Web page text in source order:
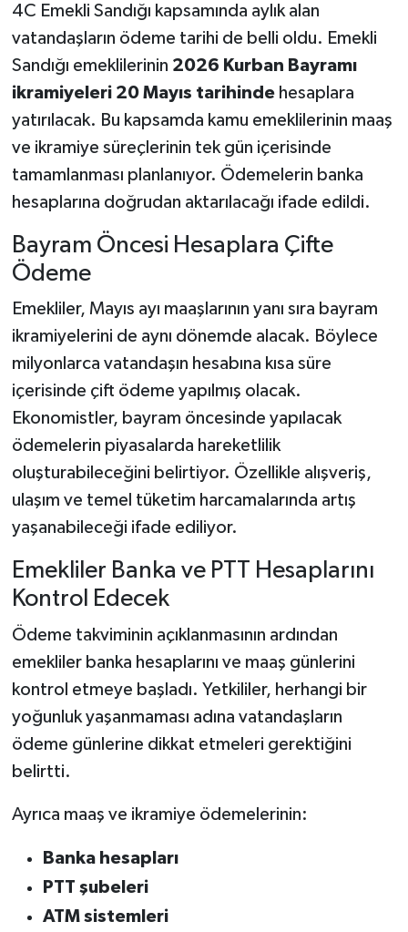
4C Emekli Sandığı kapsamında aylık alan
vatandaşların ödeme tarihi de belli oldu. Emekli
Sandığı emeklilerinin 2026 Kurban Bayramı
ikramiyeleri 20 Mayıs tarihindehesaplara
yatırılacak. Bu kapsamda kamu emeklilerinin maaş
ve ikramiye süreçlerinin tek gün içerisinde
tamamlanması planlanıyor. Ödemelerin banka
hesaplarına doğrudan aktarılacağı ifade edildi.
Bayram Öncesi Hesaplara Çifte
Ödeme
Emekliler, Mayıs ayı maaşlarının yanı sıra bayram
ikramiyelerini de aynı dönemde alacak. Böylece
milyonlarca vatandaşın hesabına kısa süre
içerisinde çift ödeme yapılmış olacak.
Ekonomistler, bayram öncesinde yapılacak
ödemelerin piyasalarda hareketlilik
oluşturabileceğini belirtiyor. Özellikle alışveriş,
ulaşım ve temel tüketim harcamalarında artış
yaşanabileceği ifade ediliyor.
Emekliler Banka ve PTT Hesaplarını
Kontrol Edecek
Ödeme takviminin açıklanmasının ardından
emekliler banka hesaplarını ve maaş günlerini
kontrol etmeye başladı. Yetkililer, herhangi bir
yoğunluk yaşanmaması adına vatandaşların
ödeme günlerine dikkat etmeleri gerektiğini
belirtti.
Ayrıca maaş ve ikramiye ödemelerinin:
Banka hesapları
PTT şubeleri
ATM sistemleri